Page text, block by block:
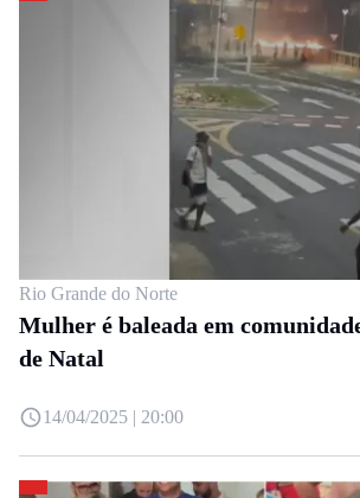
Rio Grande do Norte
Mulher é baleada em
de Natal
14/04/2025 | 20:00